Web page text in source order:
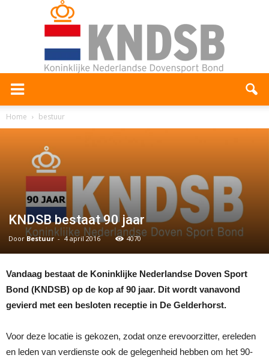
Home bestuur
KNDSB bestaat 90 jaar
DoorBestuur - 4 april 2016 4070
Vandaag bestaat de Koninklijke Nederlandse Doven Sport
Bond (KNDSB) op de kop af 90 jaar. Dit wordt vanavond
gevierd met een besloten receptie in De Gelderhorst.
Voor deze locatie is gekozen, zodat onze erevoorzitter, ereleden
en leden van verdienste ook de gelegenheid hebben om het 90-